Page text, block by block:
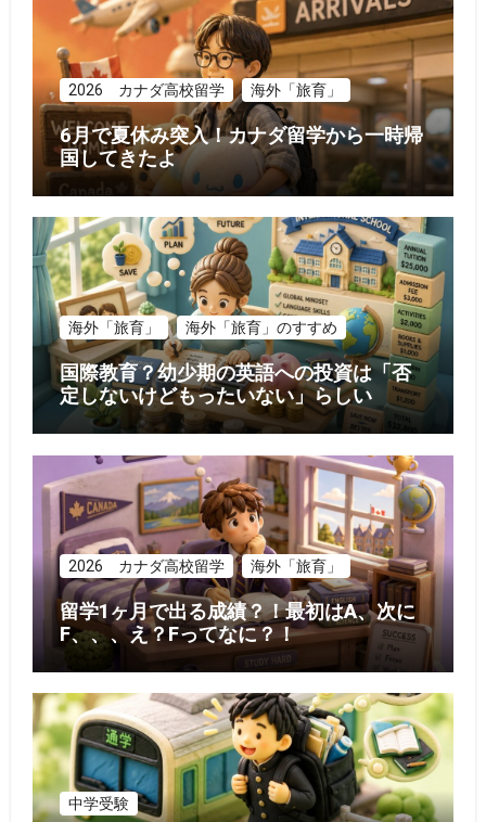
2026 カナダ高校留学 海外「旅育」
6月で夏休み突入！カナダ留学から一時帰
国してきたよ
海外「旅育」 海外「旅育」のすすめ
国際教育？幼少期の英語への投資は「否
定しないけどもったいない」らしい
2026 カナダ高校留学 海外「旅育」
留学1ヶ月で出る成績？！最初はA、次に
F、、、え？Fってなに？！
中学受験